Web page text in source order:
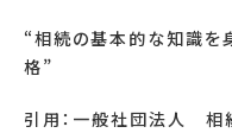
“相続の基本的な知識を
格”
引用： 一般社団法人 相